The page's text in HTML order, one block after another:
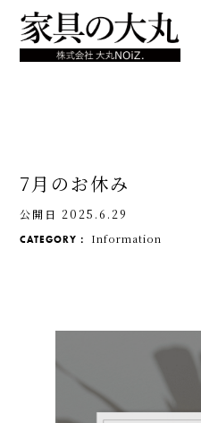
7月のお休み
公開日 2025.6.29
CATEGORY： Information